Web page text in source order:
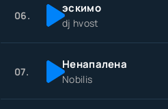
06. эскимо
dj hvost
07. Ненапалена
Nobilis